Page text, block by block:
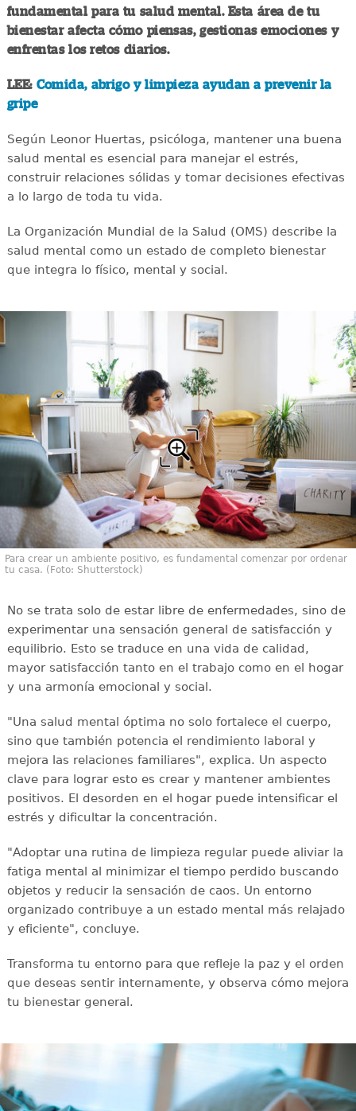
fundamental para tu salud mental. Esta área de tu
bienestar afecta cómo piensas, gestionas emociones y
enfrentas los retos diarios.
LEE: Comida, abrigo y limpieza ayudan a prevenir la
gripe
Según Leonor Huertas, psicóloga, mantener una buena
salud mental es esencial para manejar el estrés,
construir relaciones sólidas y tomar decisiones efectivas
a lo largo de toda tu vida.
La Organización Mundial de la Salud (OMS) describe la
salud mental como un estado de completo bienestar
que integra lo físico, mental y social.
Para crear un ambiente positivo, es fundamental comenzar por ordenar
tu casa. (Foto: Shutterstock)
No se trata solo de estar libre de enfermedades, sino de
experimentar una sensación general de satisfacción y
equilibrio. Esto se traduce en una vida de calidad,
mayor satisfacción tanto en el trabajo como en el hogar
y una armonía emocional y social.
"Una salud mental óptima no solo fortalece el cuerpo,
sino que también potencia el rendimiento laboral y
mejora las relaciones familiares", explica. Un aspecto
clave para lograr esto es crear y mantener ambientes
positivos. El desorden en el hogar puede intensificar el
estrés y dificultar la concentración.
"Adoptar una rutina de limpieza regular puede aliviar la
fatiga mental al minimizar el tiempo perdido buscando
objetos y reducir la sensación de caos. Un entorno
organizado contribuye a un estado mental más relajado
y eficiente", concluye.
Transforma tu entorno para que refleje la paz y el orden
que deseas sentir internamente, y observa cómo mejora
tu bienestar general.